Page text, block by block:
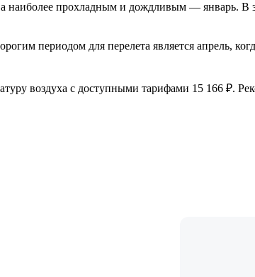
а наиболее прохладным и дождливым — январь.
периодом для перелета является апрель,
воздуха с доступными тарифами 15 166 ₽.